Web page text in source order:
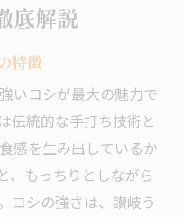
底解説
特徴
いコシが最大の魅力で
伝統的な手打ち技術と
感を生み出しているか
、もっちりとしながら
コシの強さは、讃岐う